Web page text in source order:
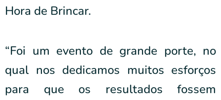
Hora de Brincar.
“Foi um evento de grande porte, no
qual nos dedicamos muitos esforços
para que os resultados fossem